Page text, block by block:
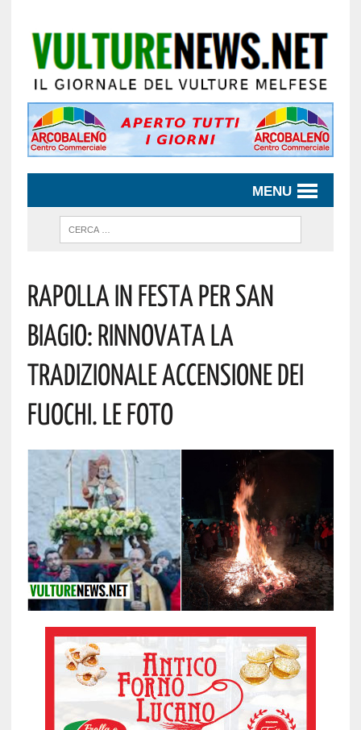
MENU
Rapolla In Festa Per San
Biagio: Rinnovata La
Tradizionale Accensione Dei
Fuochi. Le Foto